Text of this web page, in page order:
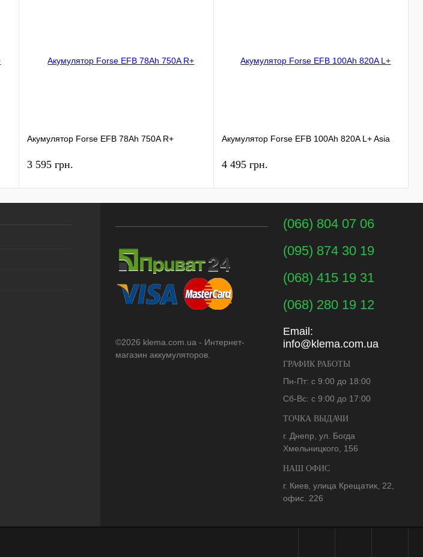
Акумулятор Forse EFB 78Ah 750A R+
3 595 грн.
Акумулятор Forse EFB 100Ah 820A L+ Asia
4 495 грн.
©2026 klema.com.ua - Интернет-
магазин аккумуляторов.
(066) 804 07 06
(095) 874 30 19
(068) 415 19 31
(068) 280 19 12
Email:
info@klema.com.ua
ГРАФИК РАБОТЫ
Пн-Пт: с 9:00 до 18:00
Сб-Вс: с 9:00 до 17:00
ТОЧКА ВЫДАЧИ
г. Днепр, ул. Богда
Хмельницкого, 156
НАШ ОФИС
г. Киев, улица Крещатик, 22,
офис. 226